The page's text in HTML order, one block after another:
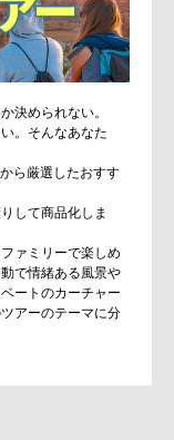
決められない。
。そんなあなた
ら厳選したおすす
して商品化しま
ァミリーで楽しめ
で情緒ある風景や
ートのカーチャー
アーのテーマに分